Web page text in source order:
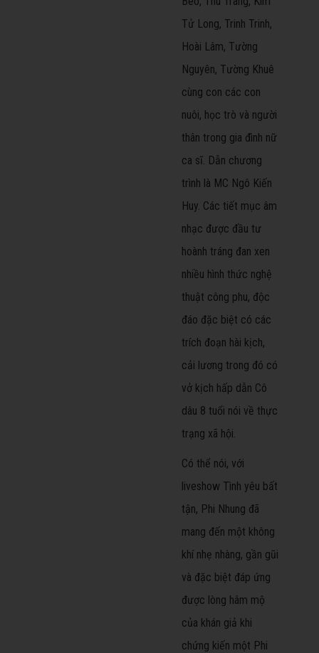
Tử Long, Trinh Trinh,
Hoài Lâm, Tường
Nguyên, Tường Khuê
cùng con các con
nuôi, học trò và người
thân trong gia đình nữ
ca sĩ. Dẫn chương
trình là MC Ngô Kiến
Huy. Các tiết mục âm
nhạc được đầu tư
hoành tráng đan xen
nhiều hình thức nghệ
thuật công phu, độc
đáo đặc biệt có các
trích đoạn hài kịch,
cải lương trong đó có
vở kịch hấp dẫn Cô
dâu 8 tuổi nói về thực
trạng xã hội.
Có thể nói, với
liveshow Tình yêu bất
tận, Phi Nhung đã
mang đến một không
khí nhẹ nhàng, gần gũi
và đặc biệt đáp ứng
được lòng hâm mộ
của khán giả khi
chứng kiến một Phi